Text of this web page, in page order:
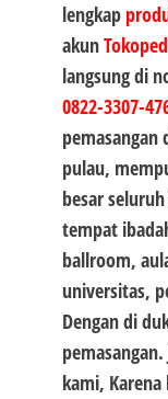
lengkap
akun
langsung di
0822-3307-
pemasangan
pulau,
besar
tempat
ballroom,
universitas,
Dengan di
kami,